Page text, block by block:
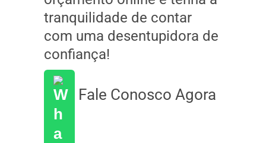
tranquilidade de contar
com uma desentupidora de
confiança!
Fale Conosco Agora